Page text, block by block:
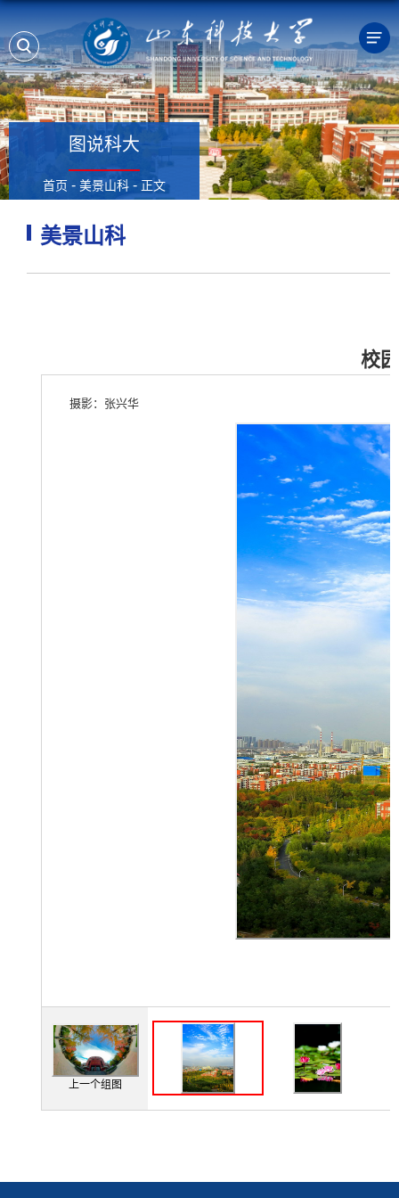
图说科大
首页 - 美景山科 - 正文
美景山科
校
摄影：张兴华
上一个组图